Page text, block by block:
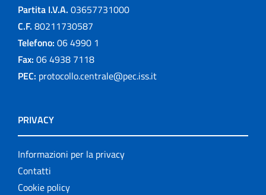
Partita I.V.A. 03657731000
C.F. 80211730587
Telefono: 06 4990 1
Fax: 06 4938 7118
PEC: protocollo.centrale@pec.iss.it
PRIVACY
Informazioni per la privacy
Contatti
Cookie policy